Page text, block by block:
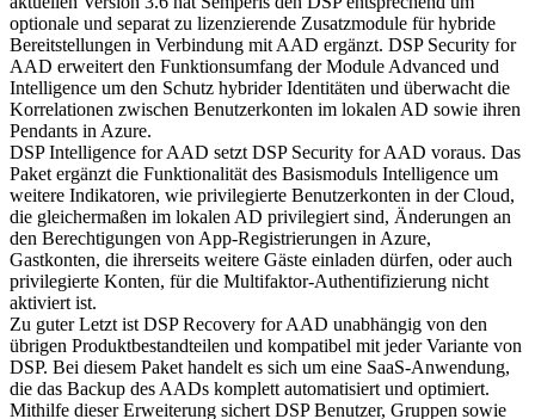
optionale und separat zu lizenzierende Zusatzmodule für hybride
Bereitstellungen in Verbindung mit AAD ergänzt. DSP Security for
AAD erweitert den Funktionsumfang der Module Advanced und
Intelligence um den Schutz hybrider Identitäten und überwacht die
Korrelationen zwischen Benutzerkonten im lokalen AD sowie ihren
Pendants in Azure.
DSP Intelligence for AAD setzt DSP Security for AAD voraus. Das
Paket ergänzt die Funktionalität des Basismoduls Intelligence um
weitere Indikatoren, wie privilegierte Benutzerkonten in der Cloud,
die gleichermaßen im lokalen AD privilegiert sind, Änderungen an
den Berechtigungen von App-Registrierungen in Azure,
Gastkonten, die ihrerseits weitere Gäste einladen dürfen, oder auch
privilegierte Konten, für die Multifaktor-Authentifizierung nicht
aktiviert ist.
Zu guter Letzt ist DSP Recovery for AAD unabhängig von den
übrigen Produktbestandteilen und kompatibel mit jeder Variante von
DSP. Bei diesem Paket handelt es sich um eine SaaS-Anwendung,
die das Backup des AADs komplett automatisiert und optimiert.
Mithilfe dieser Erweiterung sichert DSP Benutzer, Gruppen sowie